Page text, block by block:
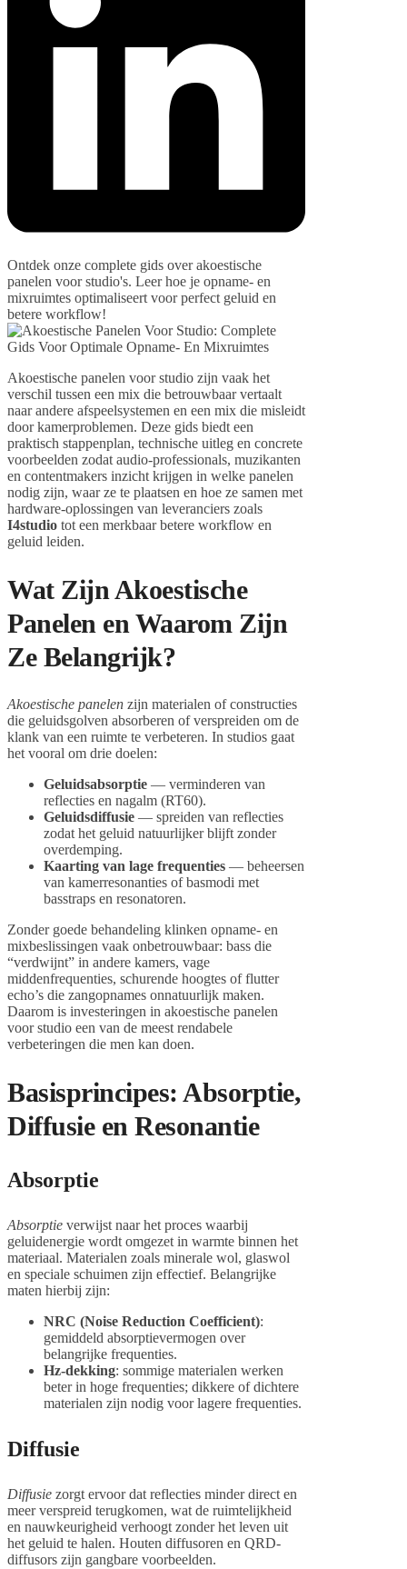
Ontdek onze complete gids over akoestische
panelen voor studio's. Leer hoe je opname- en
mixruimtes optimaliseert voor perfect geluid en
betere workflow!
Akoestische panelen voor studio zijn vaak het
verschil tussen een mix die betrouwbaar vertaalt
naar andere afspeelsystemen en een mix die misleidt
door kamerproblemen. Deze gids biedt een
praktisch stappenplan, technische uitleg en concrete
voorbeelden zodat audio-professionals, muzikanten
en contentmakers inzicht krijgen in welke panelen
nodig zijn, waar ze te plaatsen en hoe ze samen met
hardware-oplossingen van leveranciers zoals
I4studio tot een merkbaar betere workflow en
geluid leiden.
Wat Zijn Akoestische
Panelen en Waarom Zijn
Ze Belangrijk?
Akoestische panelen zijn materialen of constructies
die geluidsgolven absorberen of verspreiden om de
klank van een ruimte te verbeteren. In studios gaat
het vooral om drie doelen:
Geluidsabsorptie — verminderen van
reflecties en nagalm (RT60).
Geluidsdiffusie — spreiden van reflecties
zodat het geluid natuurlijker blijft zonder
overdemping.
Kaarting van lage frequenties — beheersen
van kamerresonanties of basmodi met
basstraps en resonatoren.
Zonder goede behandeling klinken opname- en
mixbeslissingen vaak onbetrouwbaar: bass die
“verdwijnt” in andere kamers, vage
middenfrequenties, schurende hoogtes of flutter
echo’s die zangopnames onnatuurlijk maken.
Daarom is investeringen in akoestische panelen
voor studio een van de meest rendabele
verbeteringen die men kan doen.
Basisprincipes: Absorptie,
Diffusie en Resonantie
Absorptie
Absorptie verwijst naar het proces waarbij
geluidenergie wordt omgezet in warmte binnen het
materiaal. Materialen zoals minerale wol, glaswol
en speciale schuimen zijn effectief. Belangrijke
maten hierbij zijn:
NRC (Noise Reduction Coefficient):
gemiddeld absorptievermogen over
belangrijke frequenties.
Hz-dekking: sommige materialen werken
beter in hoge frequenties; dikkere of dichtere
materialen zijn nodig voor lagere frequenties.
Diffusie
Diffusie zorgt ervoor dat reflecties minder direct en
meer verspreid terugkomen, wat de ruimtelijkheid
en nauwkeurigheid verhoogt zonder het leven uit
het geluid te halen. Houten diffusoren en QRD-
diffusors zijn gangbare voorbeelden.